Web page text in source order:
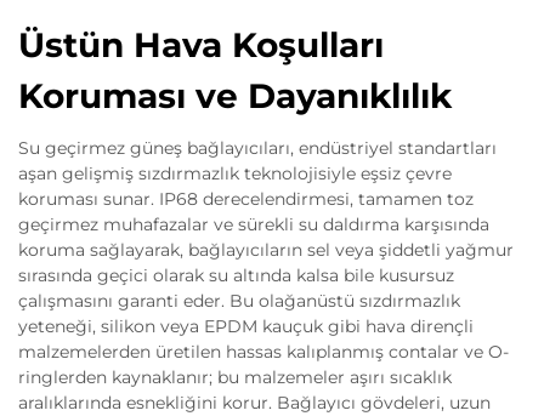
Üstün Hava Koşulları
Koruması ve Dayanıklılık
Su geçirmez güneş bağlayıcıları, endüstriyel standartları
aşan gelişmiş sızdırmazlık teknolojisiyle eşsiz çevre
koruması sunar. IP68 derecelendirmesi, tamamen toz
geçirmez muhafazalar ve sürekli su daldırma karşısında
koruma sağlayarak, bağlayıcıların sel veya şiddetli yağmur
sırasında geçici olarak su altında kalsa bile kusursuz
çalışmasını garanti eder. Bu olağanüstü sızdırmazlık
yeteneği, silikon veya EPDM kauçuk gibi hava dirençli
malzemelerden üretilen hassas kalıplanmış contalar ve O-
ringlerden kaynaklanır; bu malzemeler aşırı sıcaklık
aralıklarında esnekliğini korur. Bağlayıcı gövdeleri, uzun